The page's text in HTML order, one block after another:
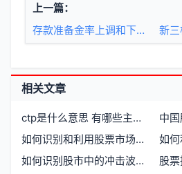
上一篇：
存款准备金率上调和下调对股市期市有什么影响
相关文章
ctp是什么意思 有哪些主要用途和特点
如何识别和利用股票市场的突破形态
如何识别股市中的冲击波型和震荡型出货模式